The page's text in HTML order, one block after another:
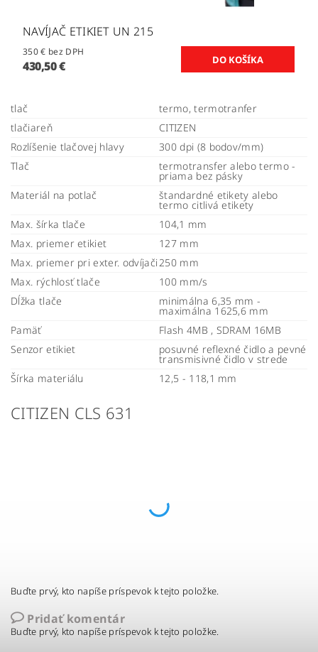
NAVÍJAČ ETIKIET UN 215
350 € bez DPH
430,50 €
tlač
termo, termotranfer
tlačiareň
CITIZEN
Rozlíšenie tlačovej hlavy
300 dpi (8 bodov/mm)
Tlač
termotransfer alebo termo -
priama bez pásky
Materiál na potlač
štandardné etikety alebo
termo citlivá etikety
Max. šírka tlače
104,1 mm
Max. priemer etikiet
127 mm
Max. priemer pri exter. odvíjači250 mm
Max. rýchlosť tlače
100 mm/s
Dĺžka tlače
minimálna 6,35 mm -
maximálna 1625,6 mm
Pamäť
Flash 4MB , SDRAM 16MB
Senzor etikiet
posuvné reflexné čidlo a pevné
transmisivné čidlo v strede
Šírka materiálu
12,5 - 118,1 mm
CITIZEN CLS 631
Buďte prvý, kto napíše príspevok k tejto položke.
Pridať komentár
Buďte prvý, kto napíše príspevok k tejto položke.